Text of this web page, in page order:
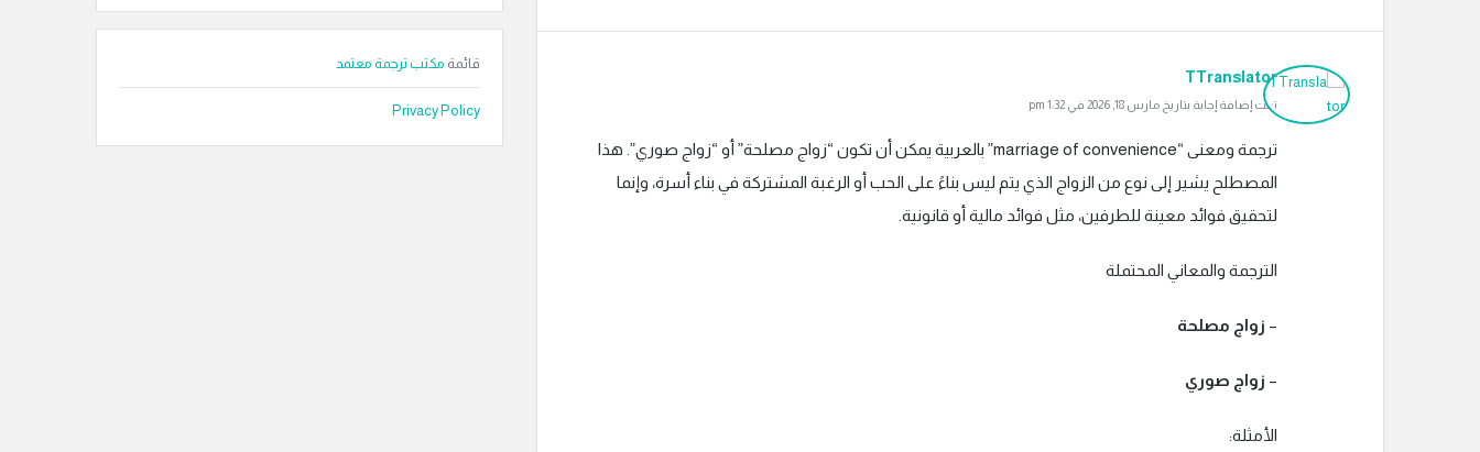
TTranslator
تمت إضافة إجابة بتاريخ مارس 18, 2026 في 1:32 pm
ترجمة ومعنى “marriage of convenience” بالعربية يمكن أن تكون “زواج مصلحة” أو “زواج صوري”. هذا
المصطلح يشير إلى نوع من الزواج الذي يتم ليس بناءً على الحب أو الرغبة المشتركة في بناء أسرة، وإنما
لتحقيق فوائد معينة للطرفين، مثل فوائد مالية أو قانونية.
الترجمة والمعاني المحتملة
– زواج مصلحة
– زواج صوري
الأمثلة:
قائمة مكتب ترجمة معتمد
Privacy Policy